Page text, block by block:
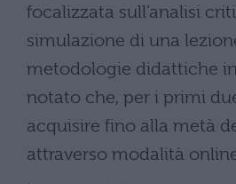
focalizzata sull’analisi
simulazione di una
metodologie didattiche
notato che, per i primi
acquisire fino alla metà
attraverso modalità